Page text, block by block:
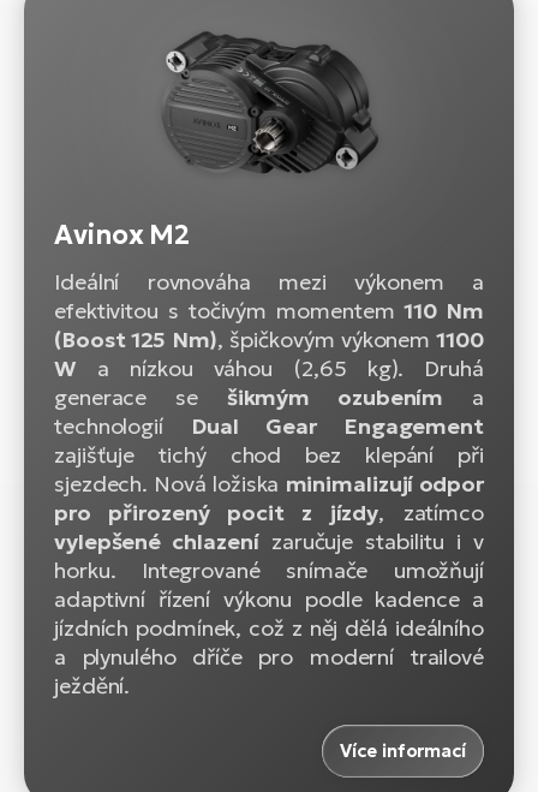
Avinox M2
Ideální rovnováha mezi výkonem a
efektivitou s točivým momentem110 Nm
(Boost 125 Nm), špičkovým výkonem1100
W a nízkou váhou (2,65 kg). Druhá
generace se šikmým ozubením a
technologií Dual Gear Engagement
zajišťuje tichý chod bez klepání při
sjezdech. Nová ložiska minimalizují odpor
pro přirozený pocit z jízdy, zatímco
vylepšené chlazenízaručuje stabilitu i v
horku. Integrované snímače umožňují
adaptivní řízení výkonu podle kadence a
jízdních podmínek, což z něj dělá ideálního
a plynulého dříče pro moderní trailové
ježdění.
Více informací